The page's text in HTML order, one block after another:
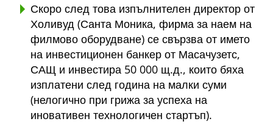
Скоро след това изпълнителен директор от
Холивуд (Санта Моника, фирма за наем на
филмово оборудване) се свързва от името
на инвестиционен банкер от Масачузетс,
САЩ и инвестира 50 000 щ.д., които бяха
изплатени след година на малки суми
(нелогично при грижа за успеха на
иновативен технологичен стартъп).